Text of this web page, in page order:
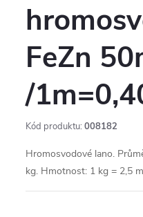
FeZn
/
Kód produktu: 008182
Hromosvodové lano.
kg. Hmotnost: 1 kg = 2,5